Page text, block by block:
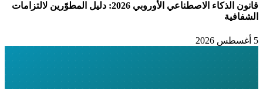
قانون الذكاء الاصطناعي الأوروبي 2026: دليل المطوّرين لالتزامات
الشفافية